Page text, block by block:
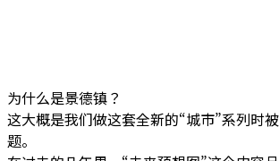
为什么是景德镇？
这大概是我们做这套全新的“城市”系列时
题。